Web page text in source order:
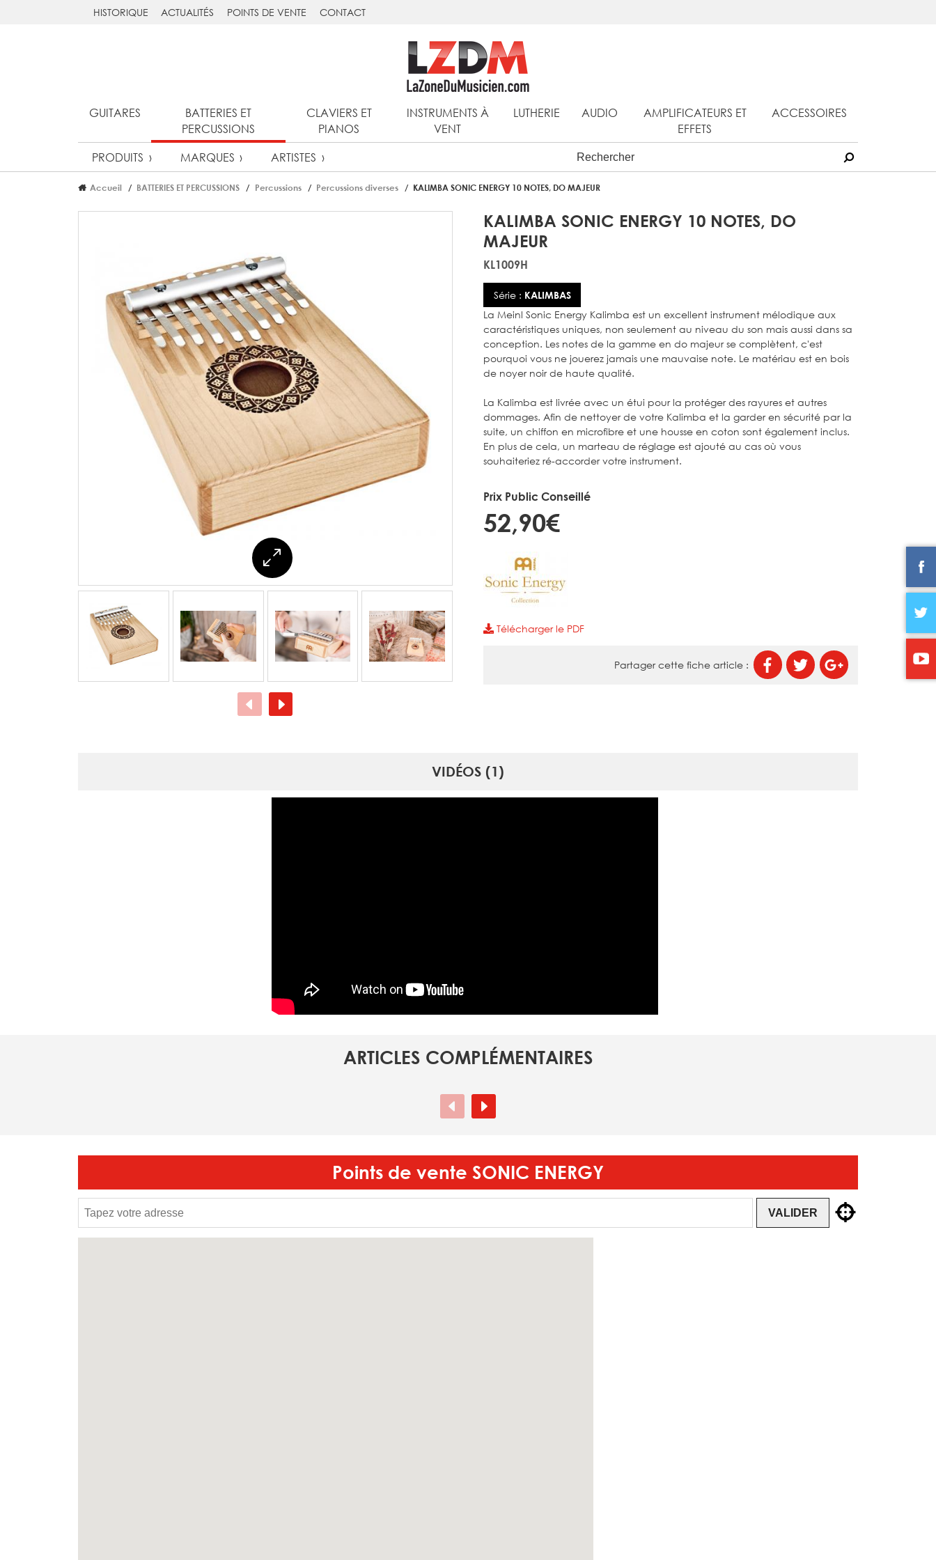
HISTORIQUE ACTUALITÉS POINTS DE VENTE CONTACT
GUITARES
BATTERIES ET
PERCUSSIONS
CLAVIERS ET
PIANOS
INSTRUMENTS À
VENT
LUTHERIE AUDIO
AMPLIFICATEURS ET
EFFETS
ACCESSOIRES
PRODUITS MARQUES ARTISTES
Accueil BATTERIES ET PERCUSSIONS Percussions Percussions diverses KALIMBA SONIC ENERGY 10 NOTES, DO MAJEUR
KALIMBA SONIC ENERGY 10 NOTES, DO
MAJEUR
KL1009H
Série : KALIMBAS
La Meinl Sonic Energy Kalimba est un excellent instrument mélodique aux
caractéristiques uniques, non seulement au niveau du son mais aussi dans sa
conception. Les notes de la gamme en do majeur se complètent, c'est
pourquoi vous ne jouerez jamais une mauvaise note. Le matériau est en bois
de noyer noir de haute qualité.
La Kalimba est livrée avec un étui pour la protéger des rayures et autres
dommages. Afin de nettoyer de votre Kalimba et la garder en sécurité par la
suite, un chiffon en microfibre et une housse en coton sont également inclus.
En plus de cela, un marteau de réglage est ajouté au cas où vous
souhaiteriez ré-accorder votre instrument.
Prix Public Conseillé
52,90€
Télécharger le PDF
Partager cette fiche article :
VIDÉOS (1)
ARTICLES COMPLÉMENTAIRES
Points de vente SONIC ENERGY
VALIDER